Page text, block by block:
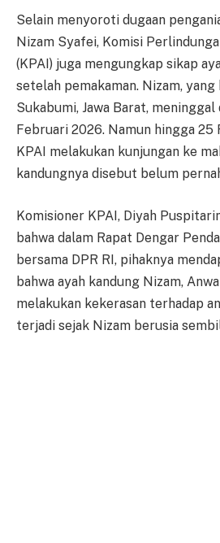
Selain menyoroti dugaan
Nizam Syafei, Komisi
(KPAI) juga mengungkap sikap
setelah pemakaman. Nizam,
Sukabumi, Jawa Barat, meninggal
Februari 2026. Namun hingga 25
KPAI melakukan kunjungan ke
kandungnya disebut belum
Komisioner KPAI, Diyah
bahwa dalam Rapat Dengar
bersama DPR RI, pihaknya
bahwa ayah kandung Nizam,
melakukan kekerasan terhadap
terjadi sejak Nizam berusia